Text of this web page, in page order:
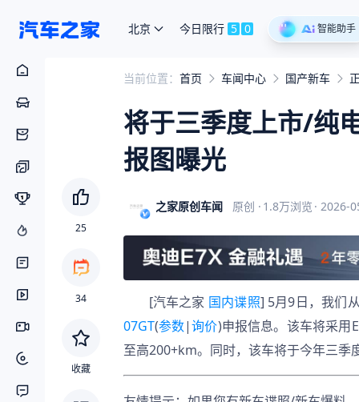
北京 今日限行 5 0 智能助手
25
34
收藏
当前位置： 首页 车闻中心 国产新车
将于三季度上市/纯
报图曝光
之家原创车闻 原创 · 1.8万浏览 · 2026-
[汽车之家 国内谍照] 5月9日，我们
07GT(参数|询价)申报信息。该车将采用
至高200+km。同时，该车将于今年三季